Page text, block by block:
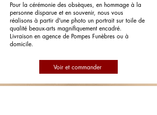
Pour la cérémonie des obsèques, en hommage à la
personne disparue et en souvenir, nous vous
réalisons à partir d'une photo un portrait sur toile de
qualité beaux-arts magnifiquement encadré.
Livraison en agence de Pompes Funèbres ou à
domicile.
Voir et commander